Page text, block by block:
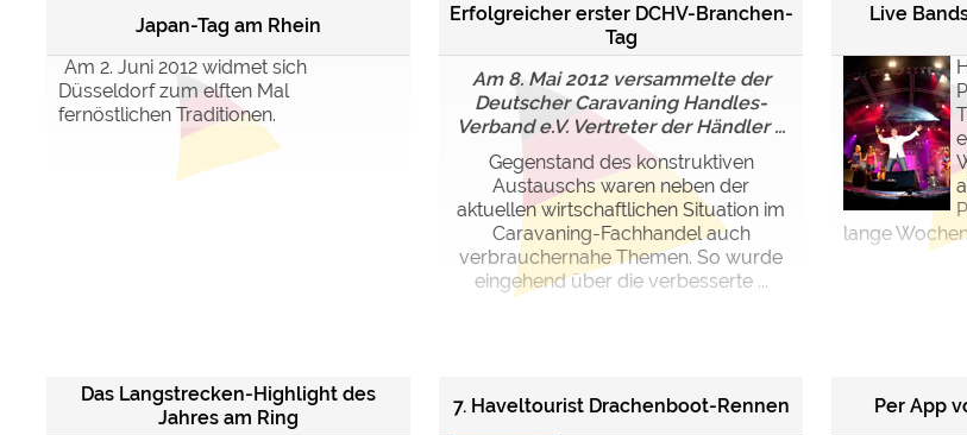
Japan-Tag am Rhein
Am 2. Juni 2012 widmet sich
Düsseldorf zum elften Mal
fernöstlichen Traditionen.
Erfolgreicher erster DCHV-Branchen-
Tag
Am 8. Mai 2012 versammelte der
Deutscher Caravaning Handles-
Verband e.V. Vertreter der Händler ...
Gegenstand des konstruktiven
Austauschs waren neben der
aktuellen wirtschaftlichen Situation im
Caravaning-Fachhandel auch
verbrauchernahe Themen. So wurde
eingehend über die verbesserte ...
Live
lange
Das Langstrecken-Highlight des
Jahres am Ring
7. Haveltourist Drachenboot-Rennen
Per App